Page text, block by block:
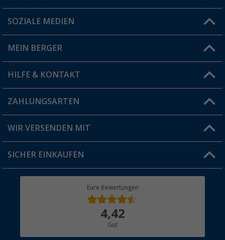
Du hast eine Frage?
Filiale finden
SOZIALE MEDIEN
MEIN BERGER
Vorteilskarte
Blog
Jobs & Karriere
HILFE & KONTAKT
FAQ & Kontakt
Versandinformationen
Rücksendung
ZAHLUNGSARTEN
WIR VERSENDEN MIT
SICHER EINKAUFEN
Eure Bewertungen
4,42
Gut